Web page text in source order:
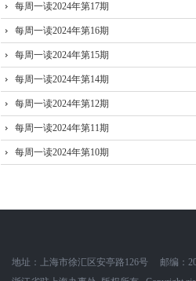
每周一读2024年第17期
每周一读2024年第16期
每周一读2024年第15期
每周一读2024年第14期
每周一读2024年第12期
每周一读2024年第11期
每周一读2024年第10期
地址：上海市徐汇区安亭路126号 邮编：